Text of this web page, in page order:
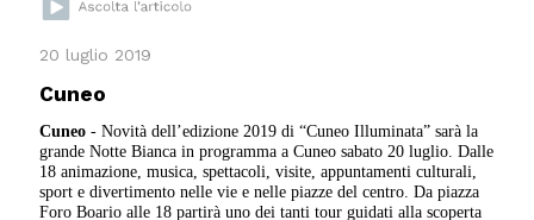
20 luglio 2019
Cuneo
Cuneo - Novità dell’edizione 2019 di “Cuneo Illuminata” sarà la
grande Notte Bianca in programma a Cuneo sabato 20 luglio. Dalle
18 animazione, musica, spettacoli, visite, appuntamenti culturali,
sport e divertimento nelle vie e nelle piazze del centro. Da piazza
Foro Boario alle 18 partirà uno dei tanti tour guidati alla scoperta